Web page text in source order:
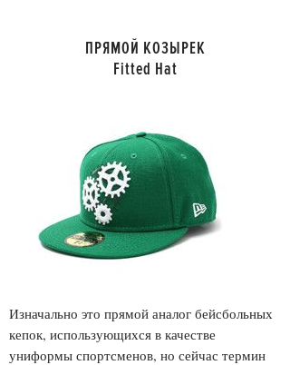
ПРЯМОЙ КОЗЫРЕК
Fitted Hat
Изначально это прямой аналог бейсбольных
кепок, использующихся в качестве
униформы спортсменов, но сейчас термин